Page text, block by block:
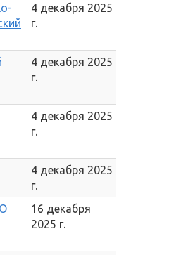
4 декабря 2025
г.
4 декабря 2025
г.
4 декабря 2025
г.
4 декабря 2025
г.
16 декабря
2025 г.